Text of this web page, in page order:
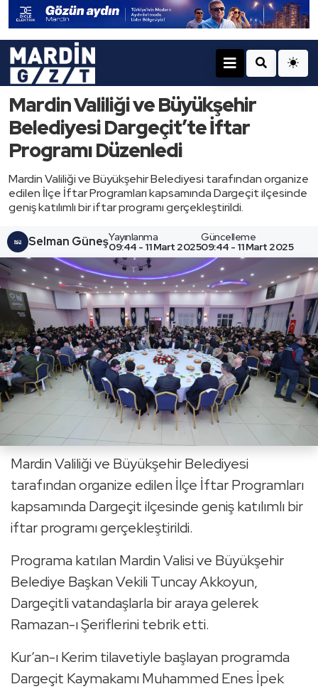
Mardin Valiliği ve Büyükşehir
Belediyesi Dargeçit’te İftar
Programı Düzenledi
Mardin Valiliği ve Büyükşehir Belediyesi tarafından organize
edilen İlçe İftar Programları kapsamında Dargeçit ilçesinde
geniş katılımlı bir iftar programı gerçekleştirildi.
Selman GüneşYayınlanma
09:44 - 11 Mart 2025
Güncelleme
09:44 - 11 Mart 2025
Mardin Valiliği ve Büyükşehir Belediyesi
tarafından organize edilen İlçe İftar Programları
kapsamında Dargeçit ilçesinde geniş katılımlı bir
iftar programı gerçekleştirildi.
Programa katılan Mardin Valisi ve Büyükşehir
Belediye Başkan Vekili Tuncay Akkoyun,
Dargeçitli vatandaşlarla bir araya gelerek
Ramazan-ı Şeriflerini tebrik etti.
Kur’an-ı Kerim tilavetiyle başlayan programda
Dargeçit Kaymakamı Muhammed Enes İpek